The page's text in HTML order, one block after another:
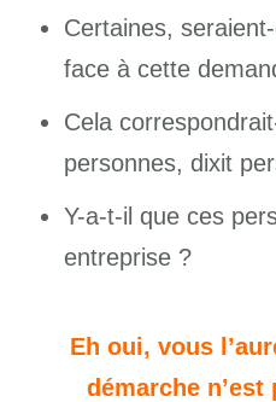
Certaines,
face à cette
Cela
personnes, dixit
Y-a-t-il que ces
entreprise ?
Eh oui, vous
démarche